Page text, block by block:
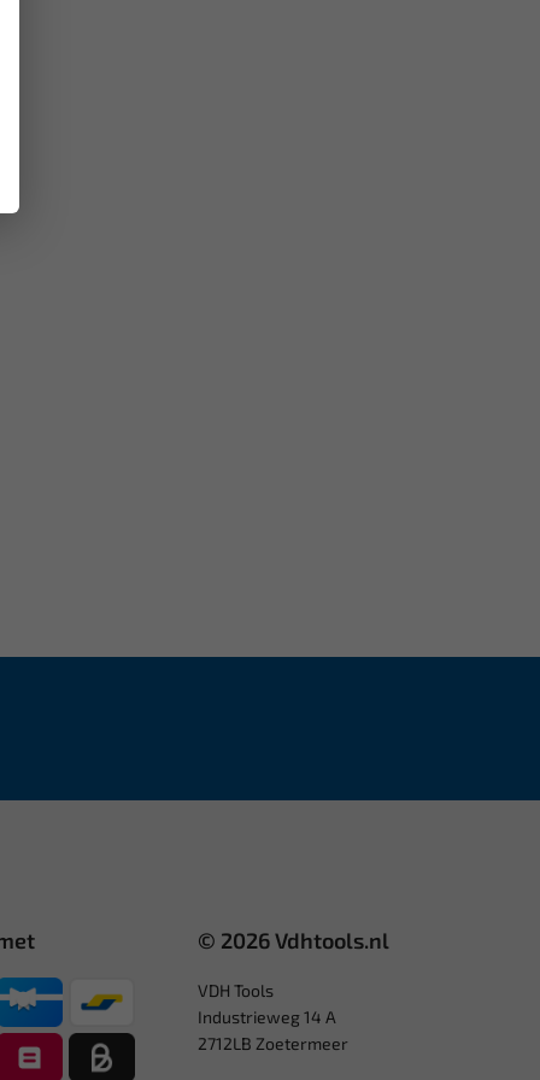
© 2026 Vdhtools.nl
VDH Tools
Industrieweg 14 A
2712LB Zoetermeer